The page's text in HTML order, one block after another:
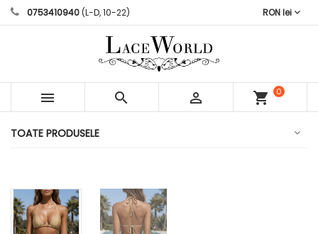
0753410940(L-D, 10-22) RON lei
   shopping_cart
0
TOATE PRODUSELE